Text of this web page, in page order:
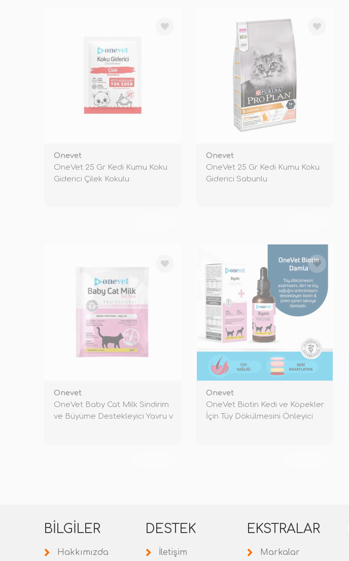
Onevet
OneVet 25 Gr Kedi Kumu Koku
Giderici Çilek Kokulu
Onevet
OneVet 25 Gr Kedi Kumu Koku
Giderici Sabunlu
Onevet
OneVet Baby Cat Milk Sindirim
ve Büyüme Destekleyici Yavru v
Onevet
OneVet Biotin Kedi ve Köpekler
İçin Tüy Dökülmesini Önleyici
BILGILER
Hakkımızda
DESTEK
İletişim
EKSTRALAR
Markalar